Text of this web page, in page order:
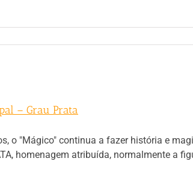
– Grau Prata
o "Mágico" continua a fazer história e
homenagem atribuída, normalmente a